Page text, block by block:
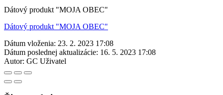
Dátový produkt "MOJA OBEC"
Dátový produkt "MOJA OBEC"
Dátum vloženia: 23. 2. 2023 17:08
Dátum poslednej aktualizácie: 16. 5. 2023 17:08
Autor: GC Uživatel